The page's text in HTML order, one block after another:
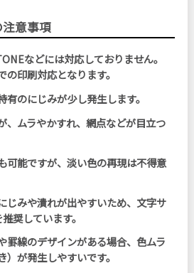
意事項
などには対応しておりません。
の印刷対応となります。
有のにじみが少し発生します。
、ムラやかすれ、網点などが目立つ
可能ですが、淡い色の再現は不得意
じみや潰れが出やすいため、文字サ
奨しています。
罫線のデザインがある場合、色ムラ
が発生しやすいです。